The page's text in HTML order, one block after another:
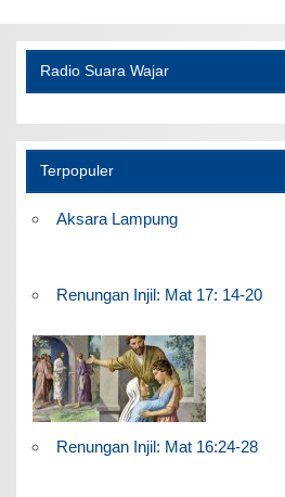
Radio Suara Wajar
Terpopuler
Aksara Lampung
Renungan Injil: Mat 17: 14-20
Renungan Injil: Mat 16:24-28